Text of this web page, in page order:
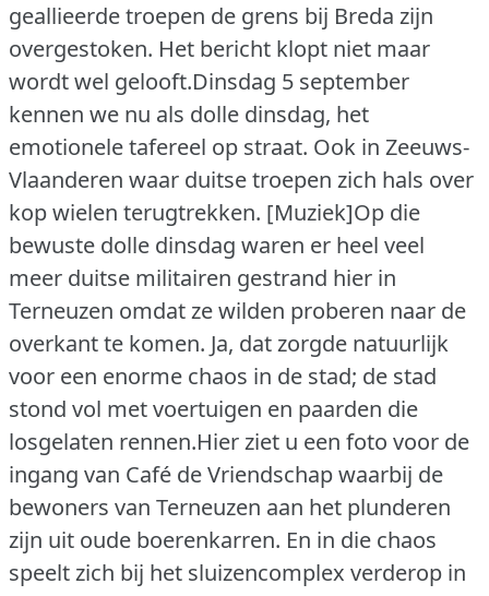
geallieerde troepen de grens bij Breda zijn
overgestoken. Het bericht klopt niet maar
wordt wel gelooft.Dinsdag 5 september
kennen we nu als dolle dinsdag, het
emotionele tafereel op straat. Ook in Zeeuws-
Vlaanderen waar duitse troepen zich hals over
kop wielen terugtrekken. [Muziek]Op die
bewuste dolle dinsdag waren er heel veel
meer duitse militairen gestrand hier in
Terneuzen omdat ze wilden proberen naar de
overkant te komen. Ja, dat zorgde natuurlijk
voor een enorme chaos in de stad; de stad
stond vol met voertuigen en paarden die
losgelaten rennen.Hier ziet u een foto voor de
ingang van Café de Vriendschap waarbij de
bewoners van Terneuzen aan het plunderen
zijn uit oude boerenkarren. En in die chaos
speelt zich bij het sluizencomplex verderop in